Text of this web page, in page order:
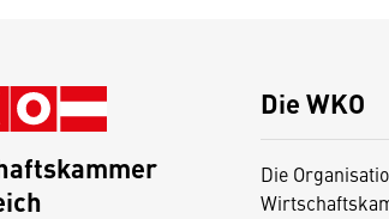
Die WKO
Die